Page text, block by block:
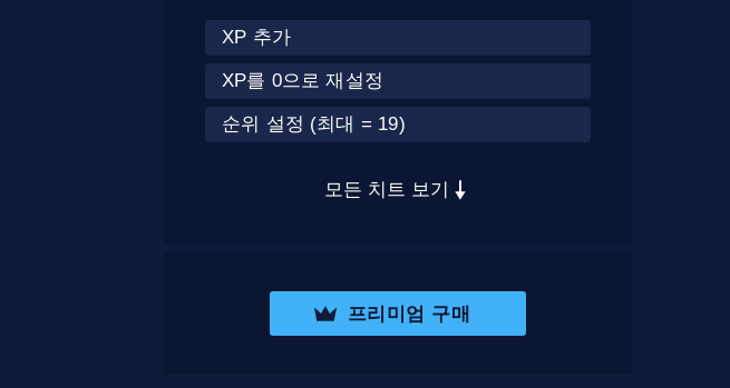
XP 추가
XP를 0으로 재설정
순위 설정 (최대 = 19)
모든 치트 보기
프리미엄 구매